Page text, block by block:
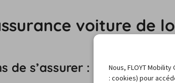
voiture de
de s’assurer : voici les
Nous, FLOYT
: cookies) pour